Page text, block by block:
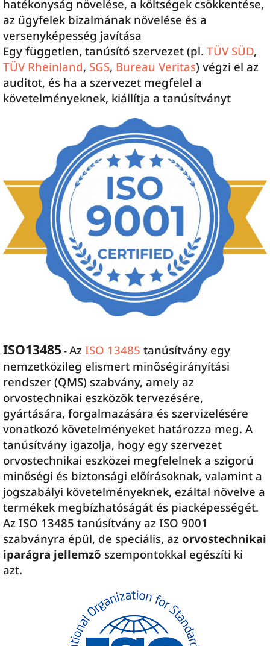
hatékonyság növelése, a költségek csökkentése,
az ügyfelek bizalmának növelése és a
versenyképesség javítása
Egy független, tanúsító szervezet (pl. TÜV SÜD,
TÜV Rheinland, SGS, Bureau Veritas) végzi el az
auditot, és ha a szervezet megfelel a
követelményeknek, kiállítja a tanúsítványt
ISO13485-Az ISO 13485 tanúsítvány egy
nemzetközileg elismert minőségirányítási
rendszer (QMS) szabvány, amely az
orvostechnikai eszközök tervezésére,
gyártására, forgalmazására és szervizelésére
vonatkozó követelményeket határozza meg. A
tanúsítvány igazolja, hogy egy szervezet
orvostechnikai eszközei megfelelnek a szigorú
minőségi és biztonsági előírásoknak, valamint a
jogszabályi követelményeknek, ezáltal növelve a
termékek megbízhatóságát és piacképességét.
Az ISO 13485 tanúsítvány az ISO 9001
szabványra épül, de speciális, az orvostechnikai
iparágra jellemző szempontokkal egészíti ki
azt.